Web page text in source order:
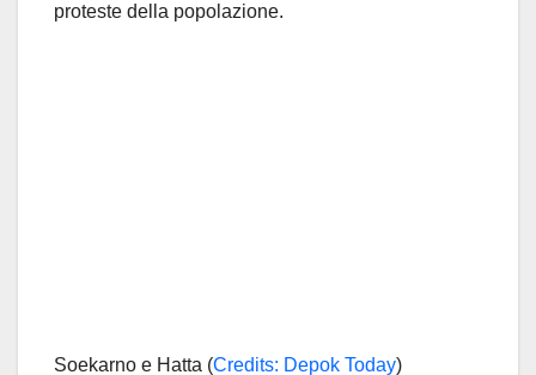
proteste della popolazione.
Soekarno e Hatta (Credits: Depok Today)